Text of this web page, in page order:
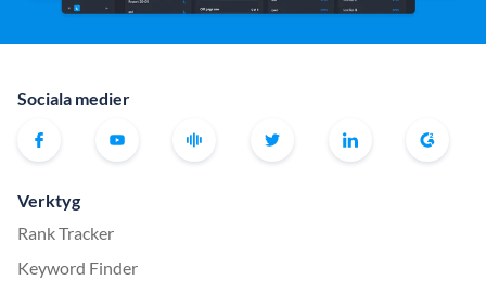
Sociala medier
Verktyg
Rank Tracker
Keyword Finder